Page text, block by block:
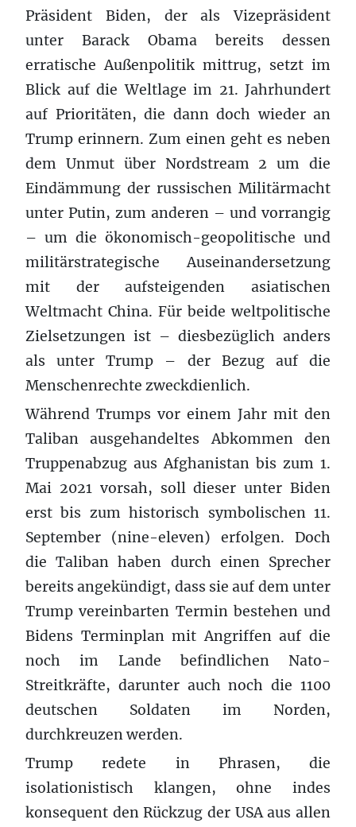
Präsident Biden, der als Vizepräsident
unter Barack Obama bereits dessen
erratische Außenpolitik mittrug, setzt im
Blick auf die Weltlage im 21. Jahrhundert
auf Prioritäten, die dann doch wieder an
Trump erinnern. Zum einen geht es neben
dem Unmut über Nordstream 2 um die
Eindämmung der russischen Militärmacht
unter Putin, zum anderen – und vorrangig
– um die ökonomisch-geopolitische und
militärstrategische Auseinandersetzung
mit der aufsteigenden asiatischen
Weltmacht China. Für beide weltpolitische
Zielsetzungen ist – diesbezüglich anders
als unter Trump – der Bezug auf die
Menschenrechte zweckdienlich.
Während Trumps vor einem Jahr mit den
Taliban ausgehandeltes Abkommen den
Truppenabzug aus Afghanistan bis zum 1.
Mai 2021 vorsah, soll dieser unter Biden
erst bis zum historisch symbolischen 11.
September (nine-eleven) erfolgen. Doch
die Taliban haben durch einen Sprecher
bereits angekündigt, dass sie auf dem unter
Trump vereinbarten Termin bestehen und
Bidens Terminplan mit Angriffen auf die
noch im Lande befindlichen Nato-
Streitkräfte, darunter auch noch die 1100
deutschen Soldaten im Norden,
durchkreuzen werden.
Trump redete in Phrasen, die
isolationistisch klangen, ohne indes
konsequent den Rückzug der USA aus allen